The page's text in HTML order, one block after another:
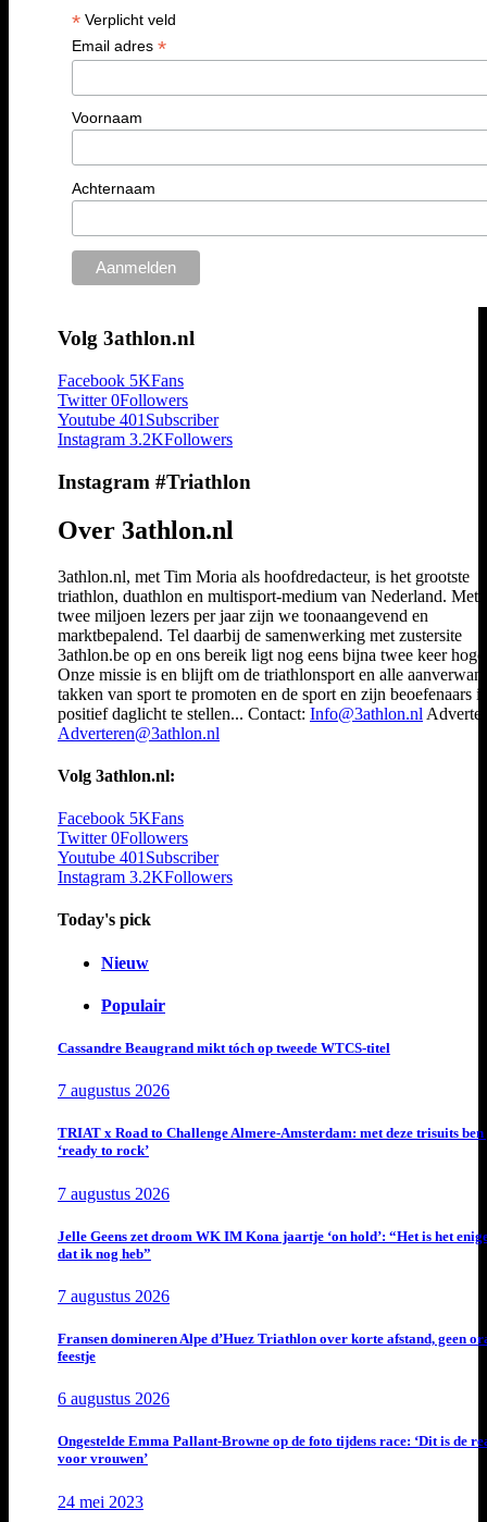
*Verplicht veld
Email adres *
Voornaam
Achternaam
Volg 3athlon.nl
Facebook 5KFans
Twitter 0Followers
Youtube 401 Subscriber
Instagram 3.2KFollowers
Instagram #Triathlon
Over 3athlon.nl
3athlon.nl, met Tim Moria als hoofdredacteur, is het grootste
triathlon, duathlon en multisport-medium van Nederland. Met
twee miljoen lezers per jaar zijn we toonaangevend en
marktbepalend. Tel daarbij de samenwerking met zustersite
3athlon.be op en ons bereik ligt nog eens bijna twee keer
Onze missie is en blijft om de triathlonsport en alle
takken van sport te promoten en de sport en zijn beoefenaars
positief daglicht te stellen... Contact: Info@3athlon.nl
Adverteren@3athlon.nl
Volg 3athlon.nl:
Facebook 5KFans
Twitter 0Followers
Youtube 401 Subscriber
Instagram 3.2KFollowers
Today's pick
Nieuw
Populair
Cassandre Beaugrand mikt tóch op tweede WTCS-titel
7 augustus 2026
TRIAT x Road to Challenge Almere-Amsterdam: met deze trisuits ben
‘ready to rock’
7 augustus 2026
Jelle Geens zet droom WK IM Kona jaartje ‘on hold’: “Het is het
dat ik nog heb”
7 augustus 2026
Fransen domineren Alpe d’Huez Triathlon over korte afstand, geen
feestje
6 augustus 2026
Ongestelde Emma Pallant-Browne op de foto tijdens race: ‘Dit is de
voor vrouwen’
24 mei 2023